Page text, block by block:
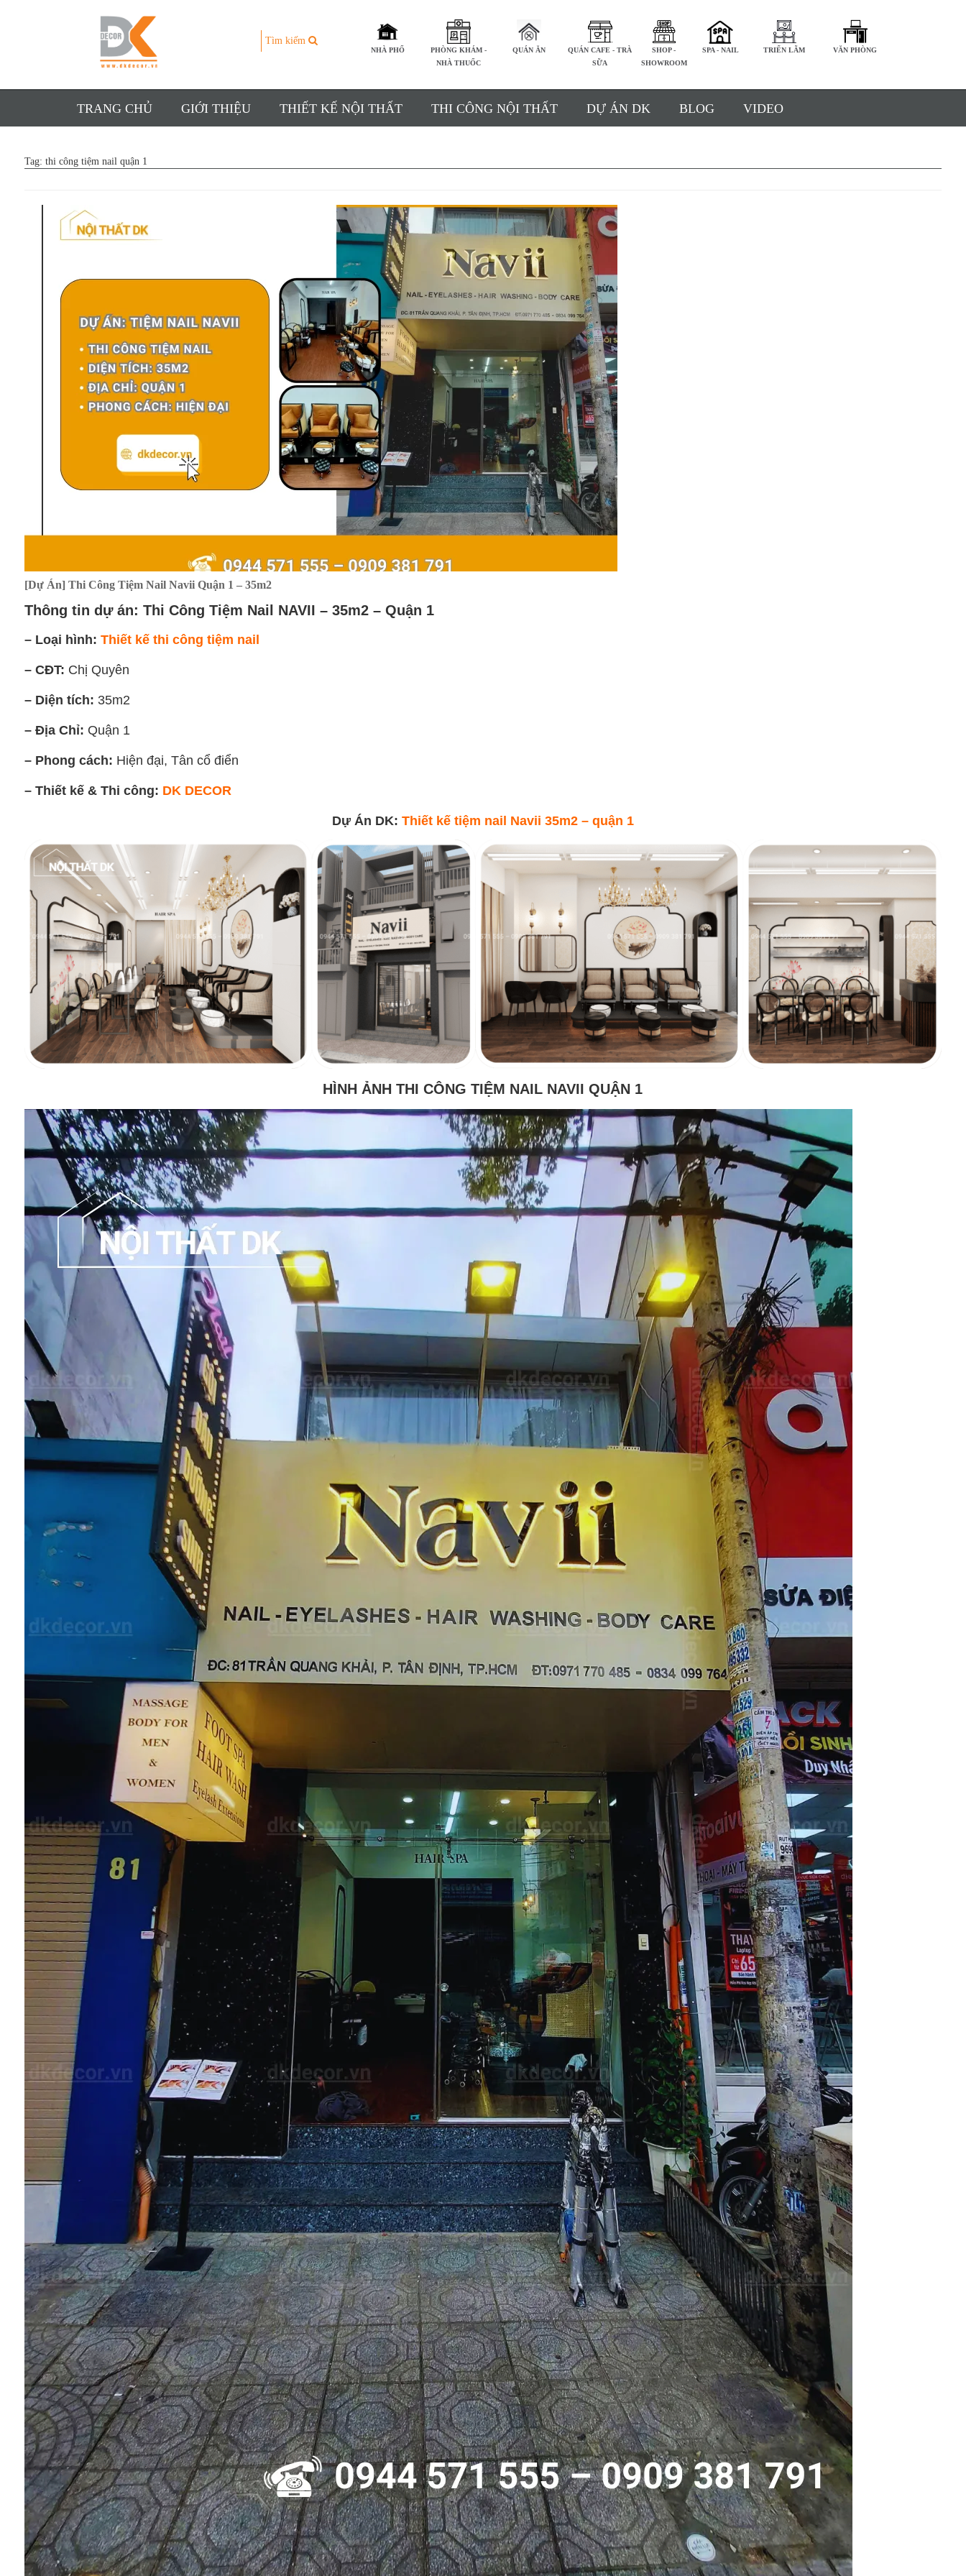
Tìm kiếm
NHÀ PHỐ
PHÒNG KHÁM -
NHÀ THUỐC
QUÁN ĂN
QUÁN CAFE - TRÀ
SỮA
SHOP -
SHOWROOM
SPA - NAIL TRIỂN LÃM VĂN PHÒNG
TRANG CHỦ GIỚI THIỆU THIẾT KẾ NỘI THẤT THI CÔNG NỘI THẤT DỰ ÁN DK BLOG VIDEO
Tag: thi công tiệm nail quận 1
[Dự Án] Thi Công Tiệm Nail Navii Quận 1 – 35m2
Thông tin dự án: Thi Công Tiệm Nail NAVII – 35m2 – Quận 1
– Loại hình: Thiết kế thi công tiệm nail
– CĐT: Chị Quyên
– Diện tích: 35m2
– Địa Chỉ: Quận 1
– Phong cách: Hiện đại, Tân cổ điển
– Thiết kế & Thi công: DK DECOR
Dự Án DK: Thiết kế tiệm nail Navii 35m2 – quận 1
HÌNH ẢNH THI CÔNG TIỆM NAIL NAVII QUẬN 1